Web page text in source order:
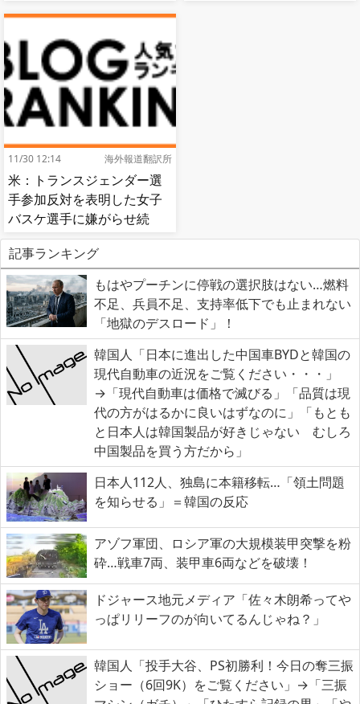
11/30 12:14 海外報道翻訳所
米：トランスジェンダー選
手参加反対を表明した女子
バスケ選手に嫌がらせ続
出…試合中に意図的（？）
肘鉄を顔面に食らう[海外の
反応]
記事ランキング
もはやプーチンに停戦の選択肢はない…燃料
不足、兵員不足、支持率低下でも止まれない
「地獄のデスロード」！
韓国人「日本に進出した中国車BYDと韓国の
現代自動車の近況をご覧ください・・・」
→「現代自動車は価格で滅びる」「品質は現
代の方がはるかに良いはずなのに」「もとも
と日本人は韓国製品が好きじゃない むしろ
中国製品を買う方だから」
日本人112人、独島に本籍移転…「領土問題
を知らせる」＝韓国の反応
アゾフ軍団、ロシア軍の大規模装甲突撃を粉
砕…戦車7両、装甲車6両などを破壊！
ドジャース地元メディア「佐々木朗希ってや
っぱリリーフのが向いてるんじゃね？」
韓国人「投手大谷、PS初勝利！今日の奪三振
ショー（6回9K）をご覧ください」→「三振